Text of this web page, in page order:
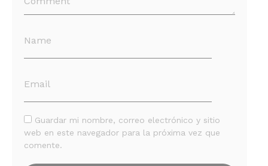
Guardar mi nombre, correo electrónico y sitio
web en este navegador para la próxima vez que
comente.